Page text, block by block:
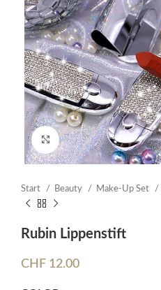
Click to enlarge
Start Beauty Make-Up Set
Rubin Lippenstift
CHF 12.00